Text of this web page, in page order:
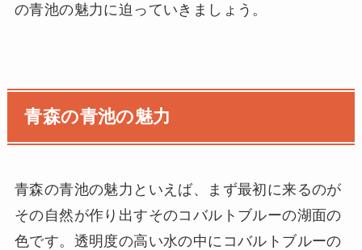
の青池の魅力に迫っていきましょう。
青森の青池の魅力
青森の青池の魅力といえば、まず最初に来るのが
その自然が作り出すそのコバルトブルーの湖面の
色です。透明度の高い水の中にコバルトブルーの